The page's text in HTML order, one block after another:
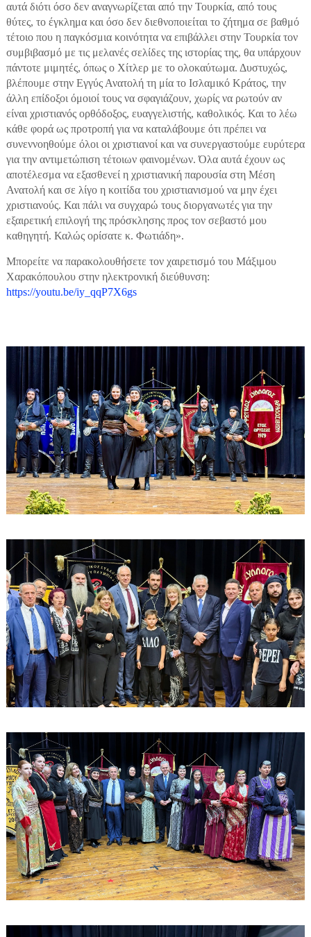
αυτά διότι όσο δεν αναγνωρίζεται από την Τουρκία, από τους
θύτες, το έγκλημα και όσο δεν διεθνοποιείται το ζήτημα σε βαθμό
τέτοιο που η παγκόσμια κοινότητα να επιβάλλει στην Τουρκία τον
συμβιβασμό με τις μελανές σελίδες της ιστορίας της, θα υπάρχουν
πάντοτε μιμητές, όπως ο Χίτλερ με το ολοκαύτωμα. Δυστυχώς,
βλέπουμε στην Εγγύς Ανατολή τη μία το Ισλαμικό Κράτος, την
άλλη επίδοξοι όμοιοί τους να σφαγιάζουν, χωρίς να ρωτούν αν
είναι χριστιανός ορθόδοξος, ευαγγελιστής, καθολικός. Και το λέω
κάθε φορά ως προτροπή για να καταλάβουμε ότι πρέπει να
συνεννοηθούμε όλοι οι χριστιανοί και να συνεργαστούμε ευρύτερα
για την αντιμετώπιση τέτοιων φαινομένων. Όλα αυτά έχουν ως
αποτέλεσμα να εξασθενεί η χριστιανική παρουσία στη Μέση
Ανατολή και σε λίγο η κοιτίδα του χριστιανισμού να μην έχει
χριστιανούς. Και πάλι να συγχαρώ τους διοργανωτές για την
εξαιρετική επιλογή της πρόσκλησης προς τον σεβαστό μου
καθηγητή. Καλώς ορίσατε κ. Φωτιάδη».
Μπορείτε να παρακολουθήσετε τον χαιρετισμό του Μάξιμου
Χαρακόπουλου στην ηλεκτρονική διεύθυνση:
https://youtu.be/iy_qqP7X6gs